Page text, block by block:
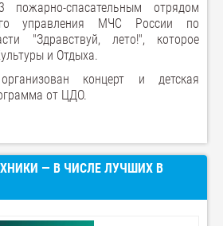
пожарно-спасательным отрядом
управления МЧС России по
"Здравствуй, лето!", которое
и Отдыха.
концерт и детская
от ЦДО.
— В ЧИСЛЕ ЛУЧШИХ В